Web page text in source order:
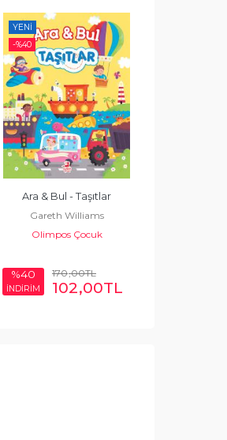
YENI
-%40
Ara & Bul - Taşıtlar
Gareth Williams
Olimpos Çocuk
%40
İNDİRİM
170,00TL
102,00TL